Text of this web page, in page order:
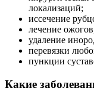
локализаций;
иссечение
лечение
удаление
перевязки
пункции
Какие